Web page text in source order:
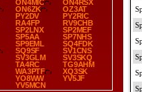
ON4MIC
ON4RSX
ON6ZK
OZ3AT
PY2DV
PY2RIC
RA4FP
RV9CHB
SP2LNX
SP2MEF
SP5AA
SP7NHS
SP9EML
SQ4FDK
SQ9SF
SV1CNS
SV3GLM
SV3SKQ
TA4RC
TG9AHM
WA3PTF
XQ3SK
YO8WW
YV5JF
YV5MCN